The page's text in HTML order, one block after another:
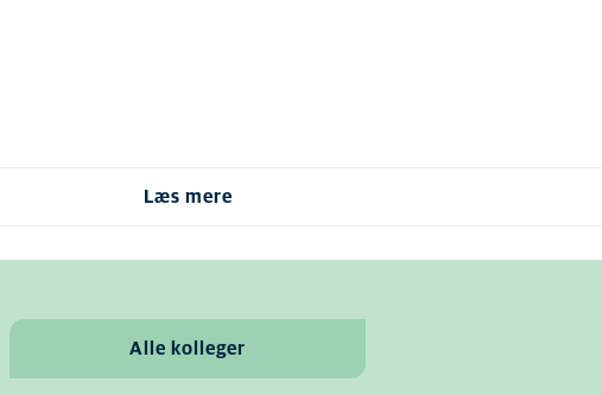
Læs mere
Alle kolleger